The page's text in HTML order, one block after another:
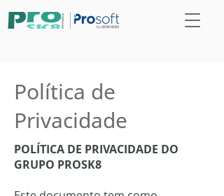
Política de
Privacidade
POLÍTICA DE PRIVACIDADE DO
GRUPO PROSK8